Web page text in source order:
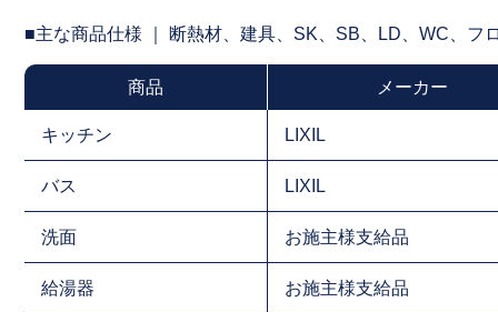
■主な商品仕様 ｜ 断熱材、建具、SK、SB、LD、WC、フ
商品 メーカー
キッチン LIXIL
バス LIXIL
洗面 お施主様支給品
給湯器 お施主様支給品